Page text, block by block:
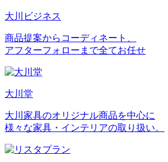
大川ビジネス
商品提案からコーディネート、
アフターフォローまで全てお任せ
大川堂
大川家具のオリジナル商品を中心に
様々な家具・インテリアの取り扱い。